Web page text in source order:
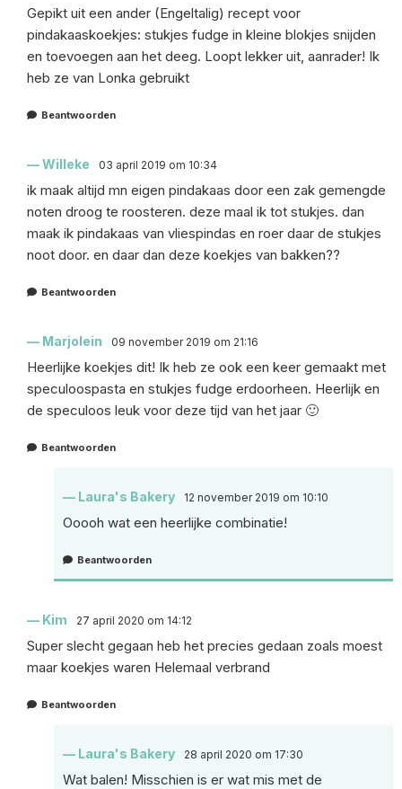
Gepikt uit een ander (Engeltalig) recept voor
pindakaaskoekjes: stukjes fudge in kleine blokjes snijden
en toevoegen aan het deeg. Loopt lekker uit, aanrader! Ik
heb ze van Lonka gebruikt
Beantwoorden
Willeke 03 april 2019 om 10:34
ik maak altijd mn eigen pindakaas door een zak gemengde
noten droog te roosteren. deze maal ik tot stukjes. dan
maak ik pindakaas van vliespindas en roer daar de stukjes
noot door. en daar dan deze koekjes van bakken??
Beantwoorden
Marjolein 09 november 2019 om 21:16
Heerlijke koekjes dit! Ik heb ze ook een keer gemaakt met
speculoospasta en stukjes fudge erdoorheen. Heerlijk en
de speculoos leuk voor deze tijd van het jaar 🙂
Beantwoorden
Laura's Bakery 12 november 2019 om 10:10
Ooooh wat een heerlijke combinatie!
Beantwoorden
Kim 27 april 2020 om 14:12
Super slecht gegaan heb het precies gedaan zoals moest
maar koekjes waren Helemaal verbrand
Beantwoorden
Laura's Bakery 28 april 2020 om 17:30
Wat balen! Misschien is er wat mis met de